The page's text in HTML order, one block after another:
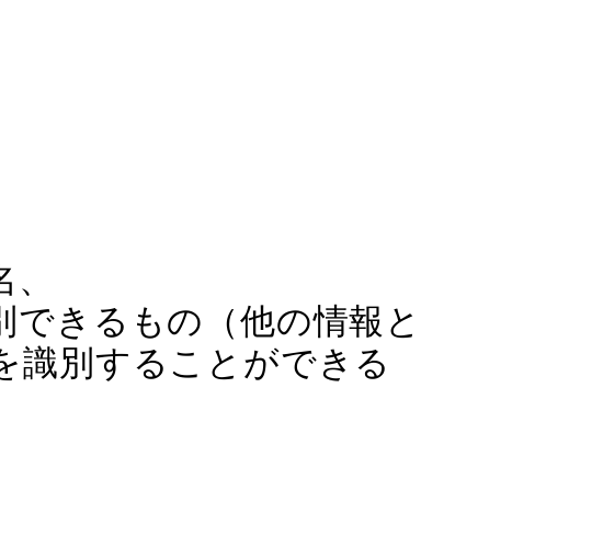
きるもの（他の情報と
識別することができる